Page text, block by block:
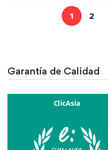
1 2
Garantía de Calidad